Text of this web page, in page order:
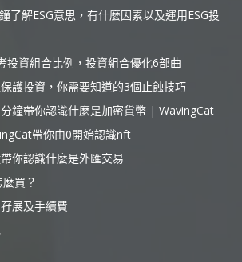
了解ESG意思，有什麼因素以及運用ESG投
投資組合比例，投資組合優化6部曲
保護投資，你需要知道的3個止蝕技巧
分鐘帶你認識什麼是加密貨幣 | WavingCat
帶你由0開始認識nft
你認識什麼是外匯交易
買？
展及手續費